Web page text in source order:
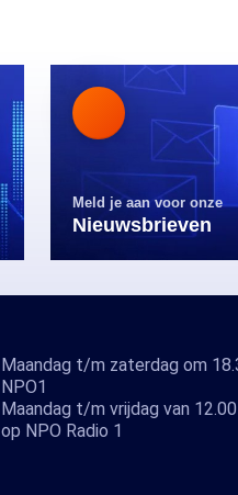
Meld je aan voor onze
Nieuwsbrieven
Maandag t/m zaterdag om
NPO1
Maandag t/m vrijdag van
op NPO Radio 1